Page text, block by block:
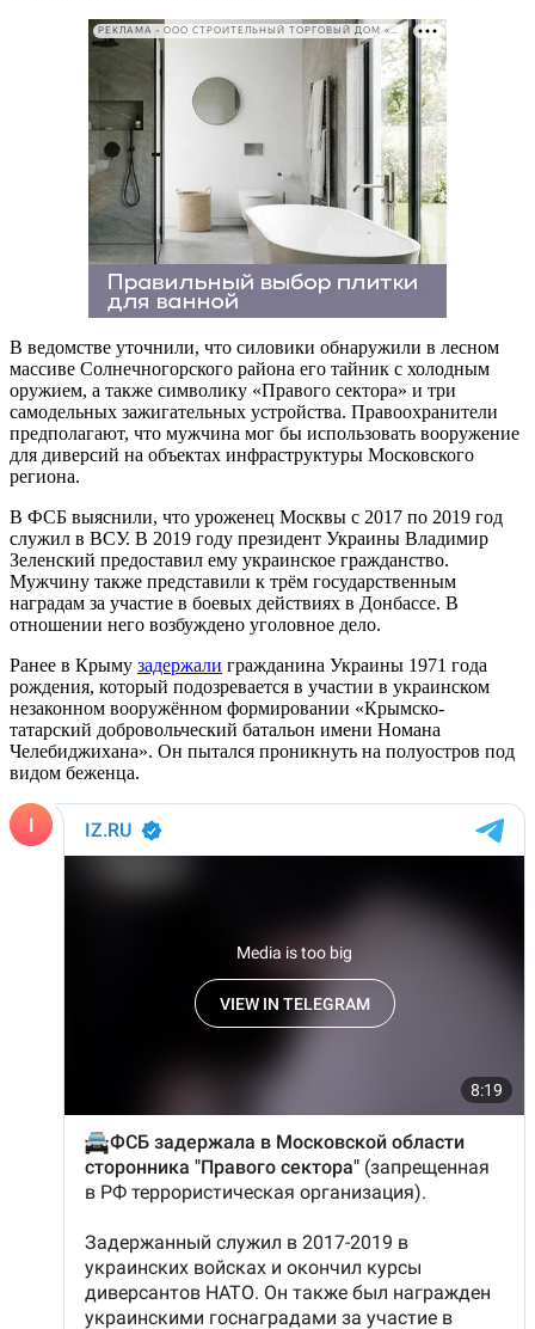
РЕКЛАМА • ООО СТРОИТЕЛЬНЫЙ ТОРГОВЫЙ ДОМ «ПЕТРОВИЧ». ИНН: 7802348846
В ведомстве уточнили, что силовики обнаружили в лесном
массиве Солнечногорского района его тайник с холодным
оружием, а также символику «Правого сектора» и три
самодельных зажигательных устройства. Правоохранители
предполагают, что мужчина мог бы использовать вооружение
для диверсий на объектах инфраструктуры Московского
региона.
В ФСБ выяснили, что уроженец Москвы с 2017 по 2019 год
служил в ВСУ. В 2019 году президент Украины Владимир
Зеленский предоставил ему украинское гражданство.
Мужчину также представили к трём государственным
наградам за участие в боевых действиях в Донбассе. В
отношении него возбуждено уголовное дело.
Ранее в Крыму задержали гражданина Украины 1971 года
рождения, который подозревается в участии в украинском
незаконном вооружённом формировании «Крымско-
татарский добровольческий батальон имени Номана
Челебиджихана». Он пытался проникнуть на полуостров под
видом беженца.